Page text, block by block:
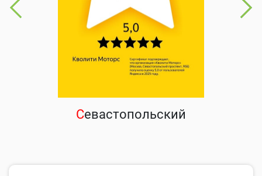
Севастопольский